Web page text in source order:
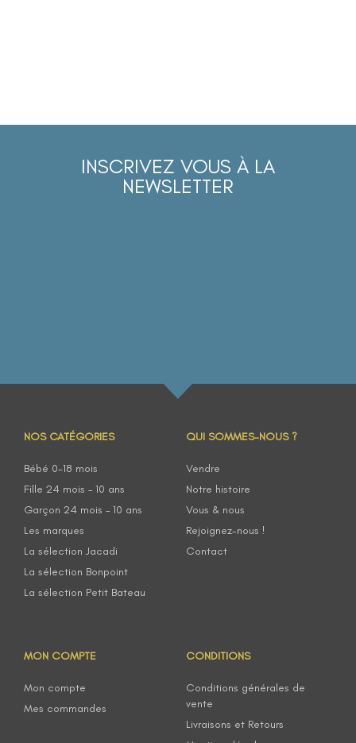
INSCRIVEZ VOUS À LA
NEWSLETTER
NOS CATÉGORIES
Bébé 0-18 mois
Fille 24 mois – 10 ans
Garçon 24 mois – 10 ans
Les marques
La sélection Jacadi
La sélection Bonpoint
La sélection Petit Bateau
QUI SOMMES-NOUS ?
Vendre
Notre histoire
Vous & nous
Rejoignez-nous !
Contact
MON COMPTE
Mon compte
Mes commandes
CONDITIONS
Conditions générales de
vente
Livraisons et Retours